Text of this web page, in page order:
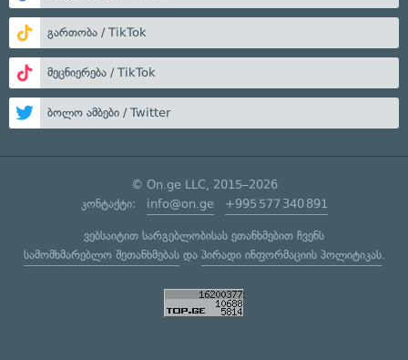
გართობა / TikTok
მეცნიერება / TikTok
ბოლო ამბები / Twitter
© On.ge LLC, 2015–2026
კონტაქტი: info@on.ge +995 577 340 891
ვებსაიტით სარგებლობისას ეთანხმებით ჩვენს
სამომხმარებლო შეთანხმებასდა პირადი ინფორმაციის პოლიტიკას.